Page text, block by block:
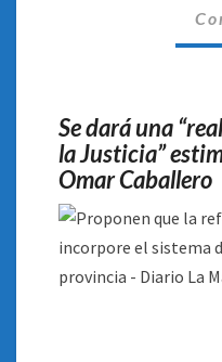
Se dará una
la Justicia”
Omar Caballero